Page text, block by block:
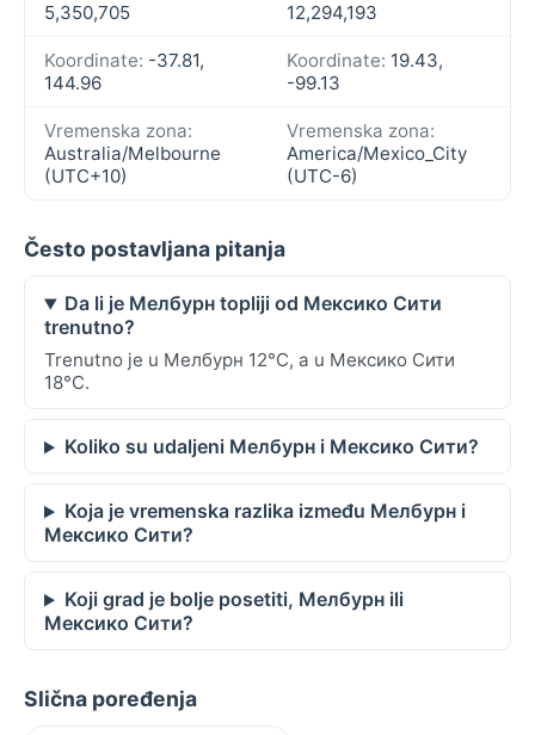
5,350,705
12,294,193
Koordinate: -37.81,
144.96
Koordinate: 19.43,
-99.13
Vremenska zona:
Australia/Melbourne
(UTC+10)
Vremenska zona:
America/Mexico_City
(UTC-6)
Često postavljana pitanja
Da li je Мелбурн topliji od Мексико Сити
trenutno?
Trenutno je u Мелбурн 12°C, a u Мексико Сити
18°C.
Koliko su udaljeni Мелбурн i Мексико Сити?
Koja je vremenska razlika između Мелбурн i
Мексико Сити?
Koji grad je bolje posetiti, Мелбурн ili
Мексико Сити?
Slična poređenja